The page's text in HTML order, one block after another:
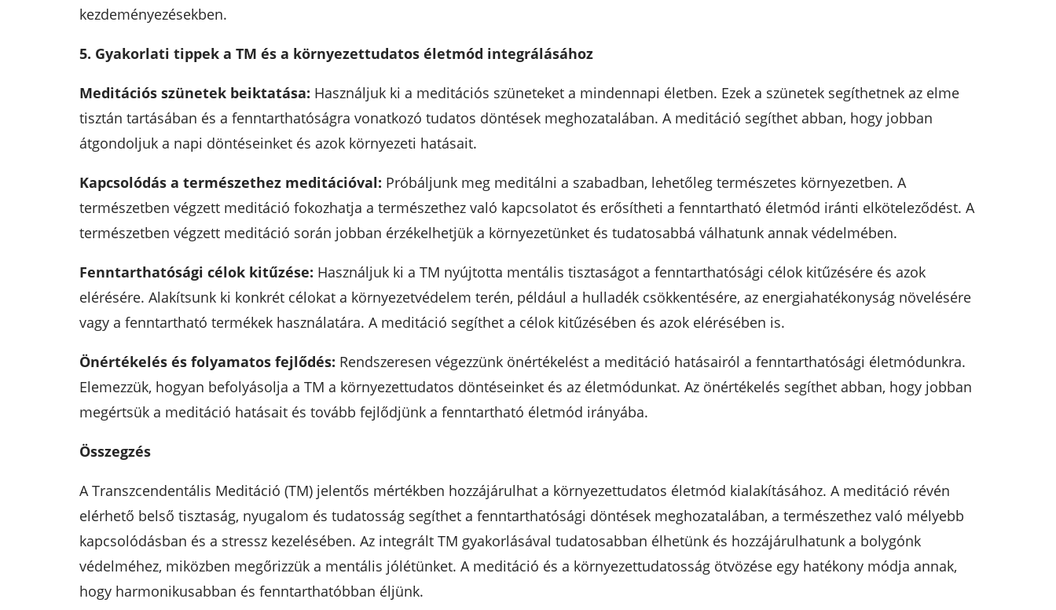
kezdeményezésekben.
5. Gyakorlati tippek a TM és a környezettudatos életmód integrálásához
Meditációs szünetek beiktatása: Használjuk ki a meditációs szüneteket a mindennapi életben. Ezek a szünetek segíthetnek az elme
tisztán tartásában és a fenntarthatóságra vonatkozó tudatos döntések meghozatalában. A meditáció segíthet abban, hogy jobban
átgondoljuk a napi döntéseinket és azok környezeti hatásait.
Kapcsolódás a természethez meditációval: Próbáljunk meg meditálni a szabadban, lehetőleg természetes környezetben. A
természetben végzett meditáció fokozhatja a természethez való kapcsolatot és erősítheti a fenntartható életmód iránti elköteleződést. A
természetben végzett meditáció során jobban érzékelhetjük a környezetünket és tudatosabbá válhatunk annak védelmében.
Fenntarthatósági célok kitűzése: Használjuk ki a TM nyújtotta mentális tisztaságot a fenntarthatósági célok kitűzésére és azok
elérésére. Alakítsunk ki konkrét célokat a környezetvédelem terén, például a hulladék csökkentésére, az energiahatékonyság növelésére
vagy a fenntartható termékek használatára. A meditáció segíthet a célok kitűzésében és azok elérésében is.
Önértékelés és folyamatos fejlődés: Rendszeresen végezzünk önértékelést a meditáció hatásairól a fenntarthatósági életmódunkra.
Elemezzük, hogyan befolyásolja a TM a környezettudatos döntéseinket és az életmódunkat. Az önértékelés segíthet abban, hogy jobban
megértsük a meditáció hatásait és tovább fejlődjünk a fenntartható életmód irányába.
Összegzés
A Transzcendentális Meditáció (TM) jelentős mértékben hozzájárulhat a környezettudatos életmód kialakításához. A meditáció révén
elérhető belső tisztaság, nyugalom és tudatosság segíthet a fenntarthatósági döntések meghozatalában, a természethez való mélyebb
kapcsolódásban és a stressz kezelésében. Az integrált TM gyakorlásával tudatosabban élhetünk és hozzájárulhatunk a bolygónk
védelméhez, miközben megőrizzük a mentális jólétünket. A meditáció és a környezettudatosság ötvözése egy hatékony módja annak,
hogy harmonikusabban és fenntarthatóbban éljünk.